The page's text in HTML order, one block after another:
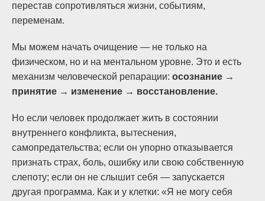
перестав сопротивляться жизни, событиям,
переменам.
Мы можем начать очищение — не только на
физическом, но и на ментальном уровне. Это и есть
механизм человеческой репарации: осознание →
принятие → изменение → восстановление.
Но если человек продолжает жить в состоянии
внутреннего конфликта, вытеснения,
самопредательства; если он упорно отказывается
признать страх, боль, ошибку или свою собственную
слепоту; если он не слышит себя — запускается
другая программа. Как и у клетки: «Я не могу себя